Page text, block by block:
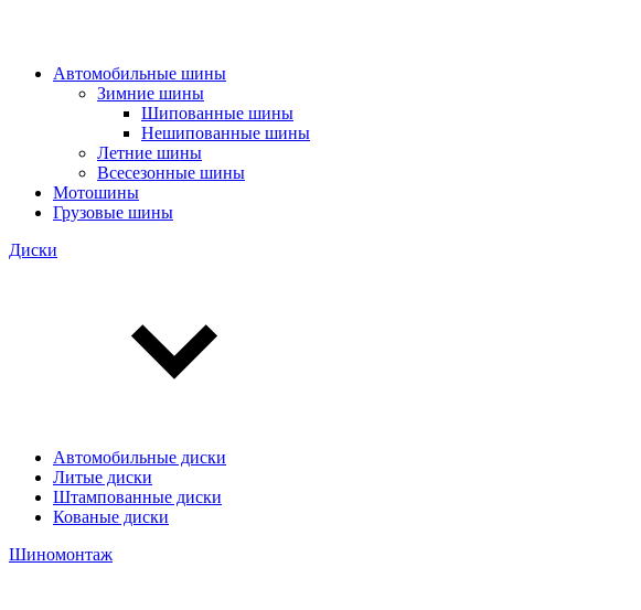
Автомобильные шины
Зимние шины
Шипованные шины
Нешипованные шины
Летние шины
Всесезонные шины
Мотошины
Грузовые шины
Диски
Автомобильные диски
Литые диски
Штампованные диски
Кованые диски
Шиномонтаж